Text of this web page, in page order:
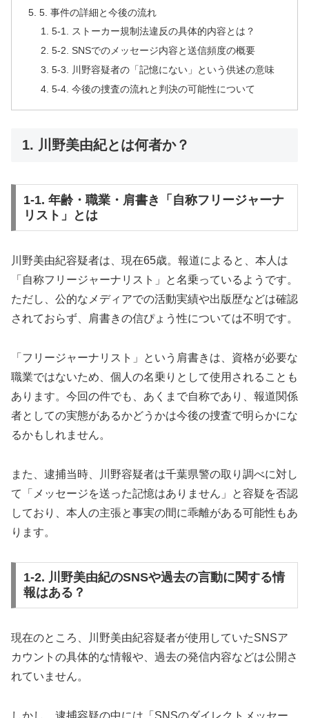
5. 事件の詳細と今後の流れ
5-1. ストーカー規制法違反の具体的内容とは？
5-2. SNSでのメッセージ内容と送信頻度の概要
5-3. 川野容疑者の「記憶にない」という供述の意味
5-4. 今後の捜査の流れと判決の可能性について
1. 川野美由紀とは何者か？
1-1. 年齢・職業・肩書き「自称フリージャーナ
リスト」とは
川野美由紀容疑者は、現在65歳。報道によると、本人は
「自称フリージャーナリスト」と名乗っているようです。
ただし、公的なメディアでの活動実績や出版歴などは確認
されておらず、肩書きの信ぴょう性については不明です。
「フリージャーナリスト」という肩書きは、資格が必要な
職業ではないため、個人の名乗りとして使用されることも
あります。今回の件でも、あくまで自称であり、報道関係
者としての実態があるかどうかは今後の捜査で明らかにな
るかもしれません。
また、逮捕当時、川野容疑者は千葉県警の取り調べに対し
て「メッセージを送った記憶はありません」と容疑を否認
しており、本人の主張と事実の間に乖離がある可能性もあ
ります。
1-2. 川野美由紀のSNSや過去の言動に関する情
報はある？
現在のところ、川野美由紀容疑者が使用していたSNSア
カウントの具体的な情報や、過去の発信内容などは公開さ
れていません。
しかし、逮捕容疑の中には「SNSのダイレクトメッセー